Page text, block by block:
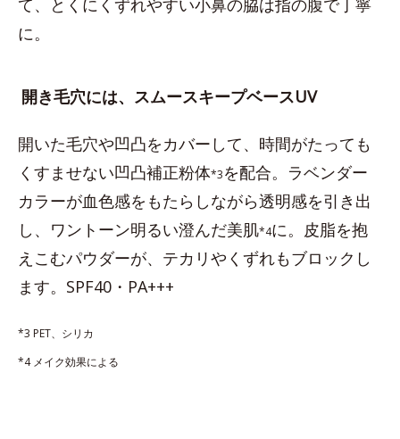
て、とくにくずれやすい小鼻の脇は指の腹で丁寧
に。
開き毛穴には、スムースキープベースUV
開いた毛穴や凹凸をカバーして、時間がたっても
くすませない凹凸補正粉体*3を配合。ラベンダー
カラーが血色感をもたらしながら透明感を引き出
し、ワントーン明るい澄んだ美肌*4に。皮脂を抱
えこむパウダーが、テカリやくずれもブロックし
ます。SPF40・PA+++
*3 PET、シリカ
*4 メイク効果による